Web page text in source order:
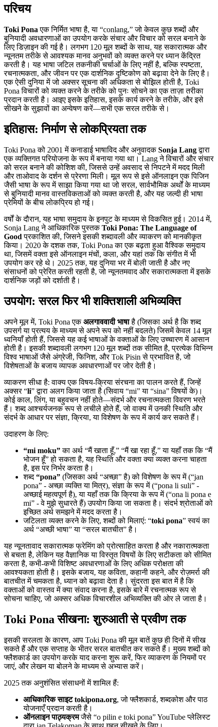
परिचय
Toki Pona एक निर्मित भाषा है, या “conlang,” जो केवल कुछ शब्दों और
बुनियादी अवधारणाओं का उपयोग करके संचार और विचार को सरल बनाने के
लिए डिज़ाइन की गई है। लगभग 120 मूल शब्दों के साथ, यह सकारात्मक और
न्यूनतम तरीके से आवश्यक मानव अनुभवों को व्यक्त करने पर ध्यान केंद्रित
करती है। यह भाषा जटिल तकनीकी चर्चाओं के लिए नहीं है, बल्कि स्पष्टता,
रचनात्मकता, और जीवन पर एक दार्शनिक दृष्टिकोण को बढ़ावा देने के लिए है।
एक ऐसी दुनिया में जो अक्सर सूचना की अधिकता से बोझिल होती है, Toki
Pona विचारों को व्यक्त करने के तरीके को पुनः सोचने का एक ताज़ा तरीका
प्रदान करती है। आइए इसके इतिहास, इसके कार्य करने के तरीके, और इसे
सीखने के सुझावों का अन्वेषण करें—सभी एक सरल तरीके से।
इतिहास: निर्माण से लोकप्रियता तक
Toki Pona को 2001 में कनाडाई भाषाविद और अनुवादकSonja Langद्वारा
एक व्यक्तिगत परियोजना के रूप में बनाया गया था। Lang ने विचारों और संचार
को सरल बनाने की कोशिश की, जिससे उन्हें अवसाद से निपटने में मदद मिली
और ताओवाद के दर्शन से प्रेरणा मिली। मूल रूप से इसे ऑनलाइन एक पिजिन
जैसी भाषा के रूप में साझा किया गया था जो सरल, सार्वभौमिक अर्थों के माध्यम
से बुनियादी मानव वास्तविकताओं को व्यक्त करती है, और यह जल्दी ही भाषा
प्रेमियों के बीच लोकप्रिय हो गई।
वर्षों के दौरान, यह भाषा समुदाय के इनपुट के माध्यम से विकसित हुई। 2014 में,
Sonja Lang ने आधिकारिक पुस्तकToki Pona: The Language of
Good प्रकाशित की, जिसने इसकी शब्दावली और व्याकरण को मानकीकृत
किया। 2020 के दशक तक, Toki Pona का एक बढ़ता हुआ वैश्विक समुदाय
था, जिसमें वक्ता इसे ऑनलाइन मंचों, कला, और यहां तक कि संगीत में भी
उपयोग कर रहे थे। 2025 तक, यह दुनिया भर में बोली जाती है और नए
संसाधनों को प्रेरित करती रहती है, जो न्यूनतमवाद और सकारात्मकता में इसके
दार्शनिक जड़ों को दर्शाती है।
उपयोग: सरल फिर भी शक्तिशाली अभिव्यक्ति
अपने मूल में, Toki Pona एकअलगाववादी भाषाहै (जिसका अर्थ है कि शब्द
उपसर्ग या प्रत्यय के माध्यम से अपने रूप को नहीं बदलते) जिसमें केवल 14 मूल
ध्वनियाँ होती हैं, जिससे यह कई भाषाओं के वक्ताओं के लिए उच्चारण में आसान
होती है। इसकी शब्दावली लगभग 120 मूल शब्दों तक सीमित है, प्रत्येक विभिन्न
विश्व भाषाओं जैसे अंग्रेजी, फिनिश, और Tok Pisin से प्रभावित है, जो
विशेषताओं के बजाय व्यापक अवधारणाओं पर जोर देती है।
व्याकरण सीधा है: वाक्य एक विषय-क्रिया संरचना का पालन करते हैं, जिन्हें
अक्सर “li” द्वारा अलग किया जाता है (सिवाय “mi” या “sina” विषयों के)।
कोई काल, लिंग, या बहुवचन नहीं होते—संदर्भ और रचनात्मकता विवरण भरते
हैं। शब्द आश्चर्यजनक रूप से लचीले होते हैं, जो वाक्य में उनकी स्थिति और
संदर्भ के आधार पर संज्ञा, क्रिया, या विशेषण के रूप में कार्य कर सकते हैं।
उदाहरण के लिए:
“mi moku”का अर्थ “मैं खाता हूँ,” “मैं खा रहा हूँ,” या यहाँ तक कि “मैं
भोजन हूँ” हो सकता है, यह स्थिति और वक्ता क्या व्यक्त करना चाहता
है, इस पर निर्भर करता है।
शब्द“pona” (जिसका अर्थ “अच्छा” है) को विशेषण के रूप में (“jan
pona” - अच्छा व्यक्ति या मित्र), संज्ञा के रूप में (“pona li suli” -
अच्छाई महत्वपूर्ण है), या यहाँ तक कि क्रिया के रूप में (“ona li pona e
mi” - वे मुझे सुधारते हैं) उपयोग किया जा सकता है। संदर्भ श्रोताओं को
इच्छित अर्थ समझने में मदद करता है।
जटिलता व्यक्त करने के लिए, शब्दों को मिलाएं: “toki pona” स्वयं का
अर्थ “अच्छी भाषा” या “सरल बातचीत” है।
यह न्यूनतावाद सकारात्मक फ्रेमिंग को प्रोत्साहित करता है और नकारात्मकता
से बचता है, लेकिन यह वैज्ञानिक या विस्तृत विषयों के लिए सटीकता को सीमित
करता है, कभी-कभी विशिष्ट अवधारणाओं के लिए अधिक परोक्षता की
आवश्यकता होती है। इसके बजाय, यह कविता, कहानी कहने, और रोज़मर्रा की
बातचीत में चमकता है, ध्यान को बढ़ावा देता है। सुंदरता इस बात में है कि
वक्ताओं को वास्तव में क्या संवाद करना है, इसके बारे में रचनात्मक रूप से
सोचना चाहिए, जो अक्सर अधिक विचारशील अभिव्यक्ति की ओर ले जाता है।
Toki Pona सीखना: शुरुआती से प्रवीण तक
इसकी सरलता के कारण, आप Toki Pona की मूल बातें कुछ ही दिनों में सीख
सकते हैं और एक सप्ताह के भीतर सरल बातचीत कर सकते हैं। मुख्य शब्दों को
फ्लैशकार्ड का उपयोग करके याद करना शुरू करें, फिर व्याकरण के नियमों पर
जाएं, और लेखन या बोलने के माध्यम से अभ्यास करें।
2025 तक अनुशंसित संसाधनों में शामिल हैं:
आधिकारिक साइट tokipona.org, जो फ्लैशकार्ड, शब्दकोश और पाठ
योजनाएँ प्रदान करती है।
ऑनलाइन पाठ्यक्रमजैसे “o pilin e toki pona” YouTube प्लेलिस्ट